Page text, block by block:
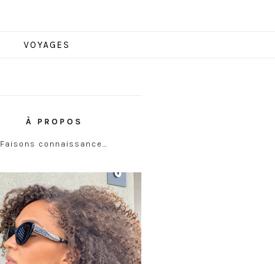
VOYAGES
À PROPOS
Faisons connaissance…